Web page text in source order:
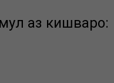
аз кишварҳо: